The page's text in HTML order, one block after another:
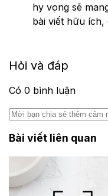
hy vọng sẽ
bài viết hữu ích,
Hỏi và đáp
Có 0 bình luận
Bài viết liên quan